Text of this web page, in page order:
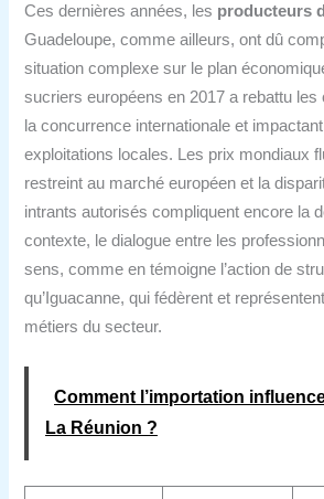
Ces dernières années, les producteurs
Guadeloupe, comme ailleurs, ont dû
situation complexe sur le plan
sucriers européens en 2017 a rebattu
la concurrence internationale et
exploitations locales. Les prix mondiaux
restreint au marché européen et la
intrants autorisés compliquent encore la
contexte, le dialogue entre les
sens, comme en témoigne l’action de
qu’Iguacanne, qui fédèrent et
métiers du secteur.
Comment l’importation
La Réunion ?